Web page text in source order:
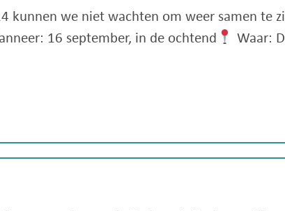
kunnen we niet wachten om weer samen te
16 september, in de ochtend
Waar: